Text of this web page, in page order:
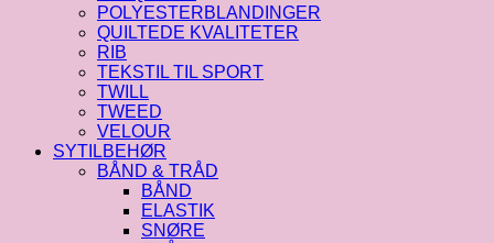
POLYESTERBLANDINGER
QUILTEDE KVALITETER
RIB
TEKSTIL TIL SPORT
TWILL
TWEED
VELOUR
SYTILBEHØR
BÅND & TRÅD
BÅND
ELASTIK
SNØRE